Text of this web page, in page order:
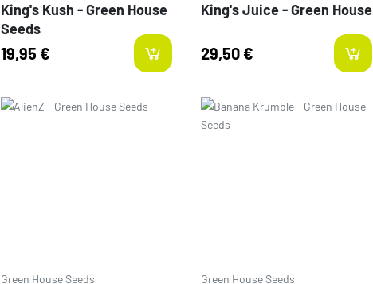
King's Kush - Green House
Seeds
19,95 €
King's Juice - Green House
29,50 €
Prezzo
Green House Seeds
Prezzo
Green House Seeds